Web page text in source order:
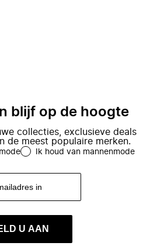
blijf op de hoogte
collecties, exclusieve deals
de meest populaire merken.
Ik houd van mannenmode
U AAN